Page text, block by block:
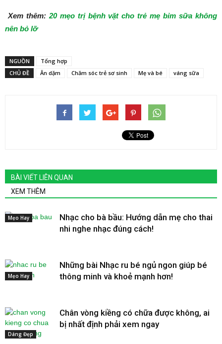
Xem thêm: 20 mẹo trị bệnh vặt cho trẻ mẹ bỉm sữa không
nên bỏ lỡ
NGUỒN
Tổng hợp
CHỦ ĐỀ
Ăn dặm Chăm sóc trẻ sơ sinh Mẹ và bé váng sữa
BÀI VIẾT LIÊN QUAN
XEM THÊM
Mẹo Hay
Nhạc cho bà bầu: Hướng dẫn mẹ cho thai
nhi nghe nhạc đúng cách!
Mẹo Hay
Những bài Nhạc ru bé ngủ ngon giúp bé
thông minh và khoẻ mạnh hơn!
Dáng Đẹp
Chân vòng kiềng có chữa được không, ai
bị nhất định phải xem ngay